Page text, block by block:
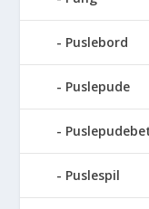
Puslebord
Puslepude
Puslespil